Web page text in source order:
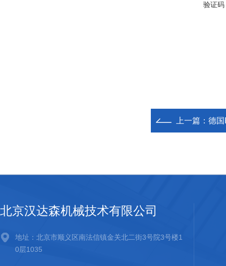
验证码
上一篇： 德
北京汉达森机械技术有限公司
地址：北京市顺义区南法信镇金关北二街3号院3号楼1
0层1035